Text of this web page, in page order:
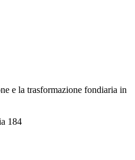
e la trasformazione fondiaria in
184